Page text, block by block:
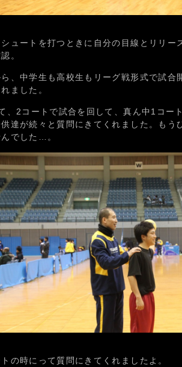
ュートを打つときに自分の目線とリリー
。
、中学生も高校生もリーグ戦形式で試合
ました。
、2コートで試合を回して、真ん中1コー
達が続々と質問にきてくれました。もう
でした…。
の時にって質問にきてくれましたよ。